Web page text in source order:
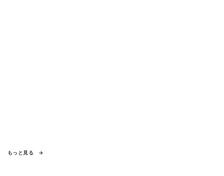
もっと見る